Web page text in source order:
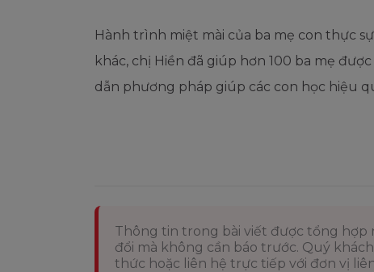
Hành trình miệt mài của ba mẹ con thực
khác, chị Hiền đã giúp hơn 100 ba mẹ
dẫn phương pháp giúp các con học hiệu
Thông tin trong bài viết được tổng
đổi mà không cần báo trước. Quý
thức hoặc liên hệ trực tiếp với đơn vị